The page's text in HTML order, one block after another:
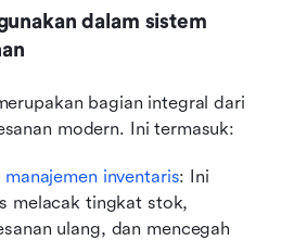
dalam sistem
bagian integral dari
modern. Ini termasuk:
inventaris: Ini
melacak tingkat stok,
ulang, dan mencegah